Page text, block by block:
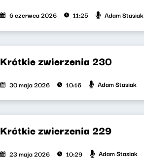
6 czerwca 2026 11:25 Adam Stasiak
Krótkie zwierzenia 230
30 maja 2026 10:16 Adam Stasiak
Krótkie zwierzenia 229
23 maja 2026 10:29 Adam Stasiak